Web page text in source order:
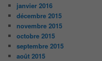
janvier 2016
décembre 2015
novembre 2015
octobre 2015
septembre 2015
août 2015